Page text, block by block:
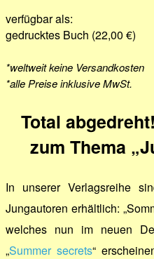
verfügbar als:
gedrucktes Buch (22,00 €)
*weltweit keine Versandkosten
*alle Preise inklusive MwSt.
Total
zum Thema
In unserer Verlagsreihe
Jungautoren erhältlich:
welches nun im neuen
„Summer secrets“